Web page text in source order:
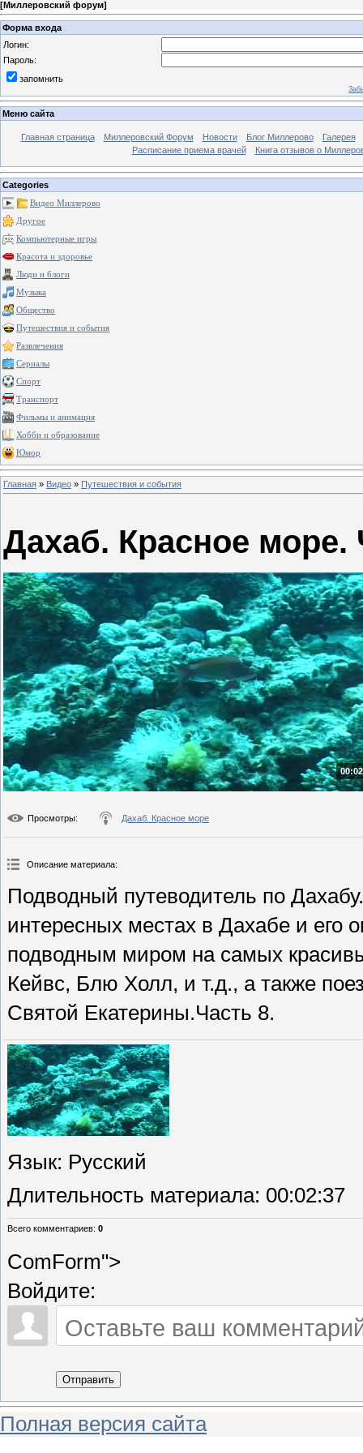
[Миллеровский форум]
Форма входа
Логин:
Пароль:
запомнить
Меню сайта
Главная страница Миллеровский Форум Новости Блог Миллерово
Галерея
Расписание приема врачей
Книга отзывов о
Categories
Видео Миллерово
Другое
Компьютерные игры
Красота и здоровье
Люди и блоги
Музыка
Общество
Путешествия и события
Развлечения
Сериалы
Спорт
Транспорт
Фильмы и анимация
Хобби и образование
Юмор
Главная » Видео » Путешествия и события
Дахаб. Красное море.
Просмотры: Дахаб. Красное море
Описание материала:
Подводный путеводитель по
интересных местах в Дахабе и его
подводным миром на самых
Кейвс, Блю Холл, и т.д., а также
Святой Екатерины.Часть 8.
Язык: Русский
Длительность материала: 00:02:37
Всего комментариев: 0
ComForm">
Войдите:
Отправить
Полная версия сайта